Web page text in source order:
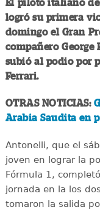
El piloto italiano
logró su primera
domingo el Gran
compañero George
subió al podio por
Ferrari.
OTRAS NOTICIAS:
Arabia Saudita en
Antonelli, que el
joven en lograr la
Fórmula 1,
jornada en la los
tomaron la salida